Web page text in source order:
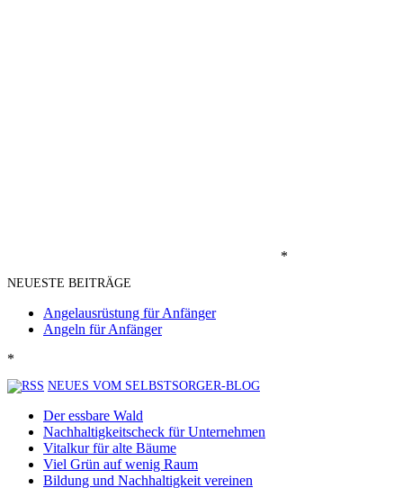
*
NEUESTE BEITRÄGE
Angelausrüstung für Anfänger
Angeln für Anfänger
*
NEUES VOM SELBSTSORGER-BLOG
Der essbare Wald
Nachhaltigkeitscheck für Unternehmen
Vitalkur für alte Bäume
Viel Grün auf wenig Raum
Bildung und Nachhaltigkeit vereinen